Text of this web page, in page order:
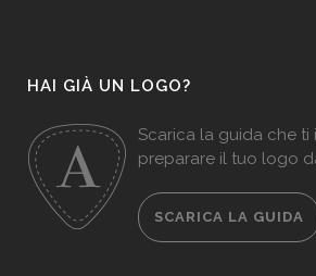
HAI GIÀ UN LOGO?
Scarica la guida che ti
preparare il tuo logo
SCARICA LA GUIDA